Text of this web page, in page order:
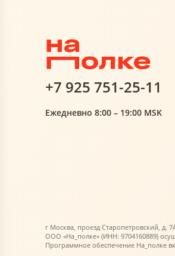
+7 925 751-25-11
Ежедневно 8:00 – 19:00 MSK
г Москва, проезд Старопетровский, д.
ООО «На_полке» (ИНН: 9704160889)
Программное обеспечение На_полке